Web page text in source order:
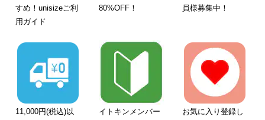
すめ！unisizeご利
用ガイド
80%OFF！
員様募集中！
11,000円(税込)以
イトキンメンバー
お気に入り登録し